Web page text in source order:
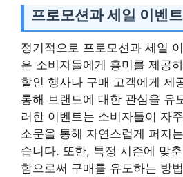
프로모션과 세일 이벤트
정기적으로 프로모션과 세일
은 소비자들에게 흥미를 제공
할인 행사나 구매 고객에게 제
통해 브랜드에 대한 관심을 유
러한 이벤트는 소비자들이 자
소문을 통해 자연스럽게 퍼지
습니다. 또한, 특정 시즌에 맞
함으로써 구매를 유도하는 방